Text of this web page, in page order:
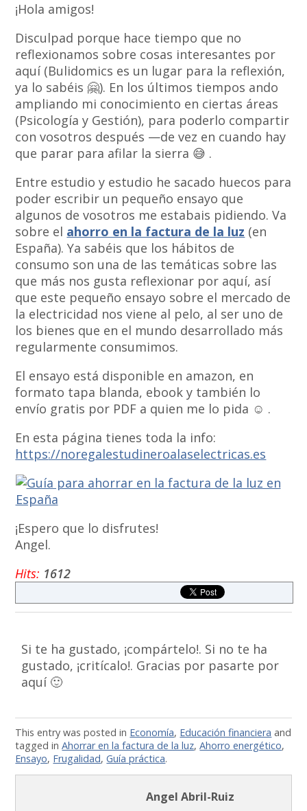
¡Hola amigos!
Disculpad porque hace tiempo que no
reflexionamos sobre cosas interesantes por
aquí (Bulidomics es un lugar para la reflexión,
ya lo sabéis 🤗). En los últimos tiempos ando
ampliando mi conocimiento en ciertas áreas
(Psicología y Gestión), para poderlo compartir
con vosotros después —de vez en cuando hay
que parar para afilar la sierra 😅 .
Entre estudio y estudio he sacado huecos para
poder escribir un pequeño ensayo que
algunos de vosotros me estabais pidiendo. Va
sobre el ahorro en la factura de la luz (en
España). Ya sabéis que los hábitos de
consumo son una de las temáticas sobre las
que más nos gusta reflexionar por aquí, así
que este pequeño ensayo sobre el mercado de
la electricidad nos viene al pelo, al ser uno de
los bienes que en el mundo desarrollado más
regularmente consumimos.
El ensayo está disponible en amazon, en
formato tapa blanda, ebook y también lo
envío gratis por PDF a quien me lo pida ☺️ .
En esta página tienes toda la info:
https://noregalestudineroalaselectricas.es
¡Espero que lo disfrutes!
Angel.
Hits: 1612
Si te ha gustado, ¡compártelo!. Si no te ha
gustado, ¡critícalo!. Gracias por pasarte por
aquí 🙂
This entry was posted in Economía, Educación financiera and
tagged inAhorrar en la factura de la luz,Ahorro energético,
Ensayo, Frugalidad,Guía práctica.
Angel Abril-Ruiz